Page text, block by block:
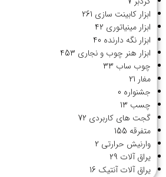
ابزار کابینت سازی 261
ابزار مینیاتوری 42
ابزار نگه دارنده 40
ابزار هنر چوب و نجاری 453
چوب ساب 33
مغار 21
جشنواره 0
چسب 13
گجت های کاربردی 72
متفرقه 155
وارنیش حرارتی 2
یراق آلات 29
یراق آلات آنتیک 16